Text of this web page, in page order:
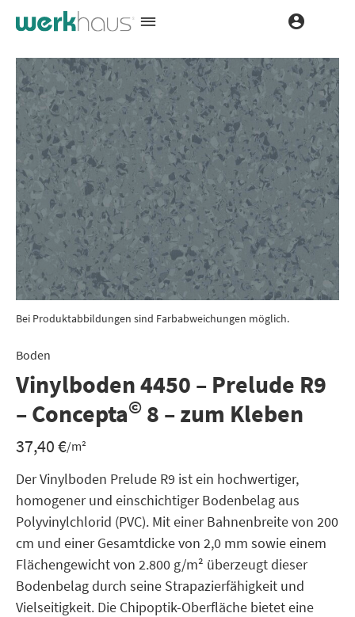
Bei Produktabbildungen sind Farbabweichungen möglich.
Boden
Vinylboden 4450 – Prelude R9
– Concepta© 8 – zum Kleben
37,40€/m²
Der Vinylboden Prelude R9 ist ein hochwertiger,
homogener und einschichtiger Bodenbelag aus
Polyvinylchlorid (PVC). Mit einer Bahnenbreite von 200
cm und einer Gesamtdicke von 2,0 mm sowie einem
Flächengewicht von 2.800 g/m² überzeugt dieser
Bodenbelag durch seine Strapazierfähigkeit und
Vielseitigkeit. Die Chipoptik-Oberfläche bietet eine